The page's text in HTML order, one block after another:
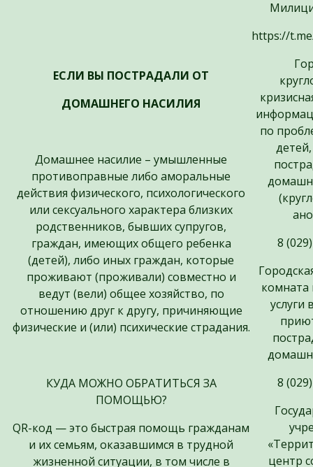
ЕСЛИ ВЫ ПОСТРАДАЛИ ОТ
ДОМАШНЕГО НАСИЛИЯ
Домашнее насилие – умышленные
противоправные либо аморальные
действия физического, психологического
или сексуального характера близких
родственников, бывших супругов,
граждан, имеющих общего ребенка
(детей), либо иных граждан, которые
проживают (проживали) совместно и
ведут (вели) общее хозяйство, по
отношению друг к другу, причиняющие
физические и (или) психические страдания.
КУДА МОЖНО ОБРАТИТЬСЯ ЗА
ПОМОЩЬЮ?
QR-код — это быстрая помощь гражданам
и их семьям, оказавшимся в трудной
жизненной ситуации, в том числе в
https://
по
8
комната
услуги
8
центр